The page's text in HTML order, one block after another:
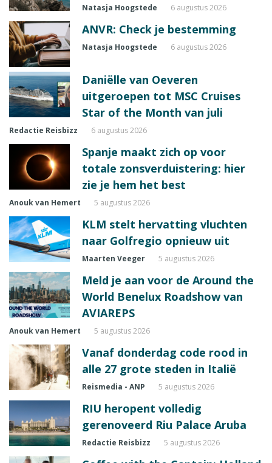
Natasja Hoogstede 6 augustus 2026
ANVR: Check je bestemming
Natasja Hoogstede 6 augustus 2026
Daniëlle van Oeveren
uitgeroepen tot MSC Cruises
Star of the Month van juli
Redactie Reisbizz 6 augustus 2026
Spanje maakt zich op voor
totale zonsverduistering: hier
zie je hem het best
Anouk van Hemert 5 augustus 2026
KLM stelt hervatting vluchten
naar Golfregio opnieuw uit
Maarten Veeger 5 augustus 2026
Meld je aan voor de Around the
World Benelux Roadshow van
AVIAREPS
Anouk van Hemert 5 augustus 2026
Vanaf donderdag code rood in
alle 27 grote steden in Italië
Reismedia - ANP 5 augustus 2026
RIU heropent volledig
gerenoveerd Riu Palace Aruba
Redactie Reisbizz 5 augustus 2026